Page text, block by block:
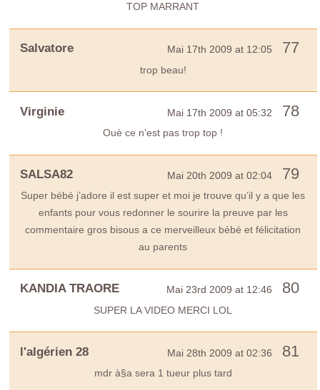
TOP MARRANT
Salvatore Mai 17th 2009 at 12:05 77
trop beau!
Virginie Mai 17th 2009 at 05:32 78
Ouè ce n’est pas trop top !
SALSA82 Mai 20th 2009 at 02:04 79
Super bébé j’adore il est super et moi je trouve qu’il y a que les
enfants pour vous redonner le sourire la preuve par les
commentaire gros bisous a ce merveilleux bébé et félicitation
au parents
KANDIA TRAORE Mai 23rd 2009 at 12:46 80
SUPER LA VIDEO MERCI LOL
l'algérien 28 Mai 28th 2009 at 02:36 81
mdr à§a sera 1 tueur plus tard